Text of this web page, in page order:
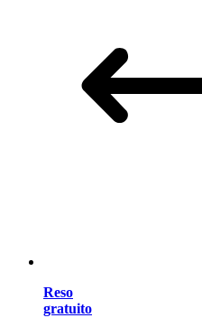
Reso
gratuito